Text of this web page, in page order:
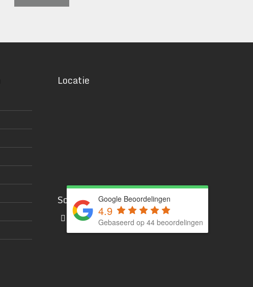
Locatie
Social mediaGoogle Beoordelingen
4.9
Gebaseerd op 44 beoordelingen